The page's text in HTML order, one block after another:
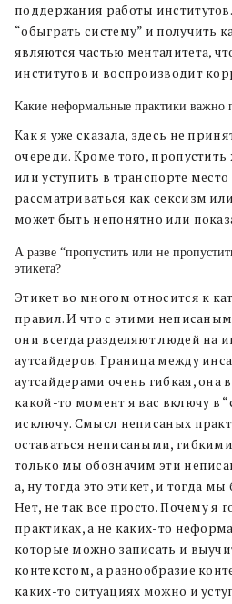
поддержания работы
“обыграть систему” и получить
являются частью менталитета,
институтов и воспроизводит
Какие неформальные практики важно
Как я уже сказала, здесь не
очереди. Кроме того,
или уступить в транспорте
рассматриваться как сексизм
может быть непонятно или
А разве “пропустить или не
этикета?
Этикет во многом относится к
правил. И что с этими
они всегда разделяют людей на
аутсайдеров. Граница между
аутсайдерами очень гибкая, она
какой-то момент я вас включу в
исключу. Смысл неписаных
оставаться неписаными,
только мы обозначим эти
а, ну тогда это этикет, и тогда мы
Нет, не так все просто. Почему
практиках, а не каких-то
которые можно записать и
контекстом, а разнообразие
каких-то ситуациях можно и